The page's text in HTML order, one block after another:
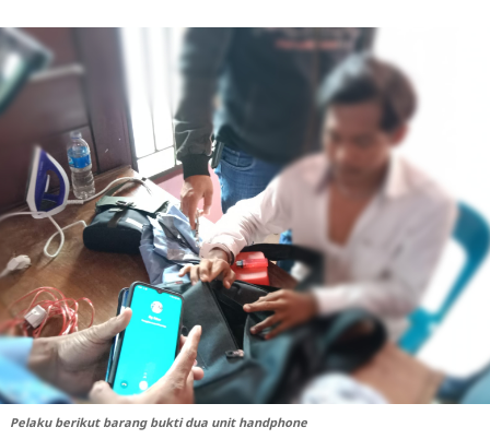
Pelaku berikut barang bukti dua unit handphone